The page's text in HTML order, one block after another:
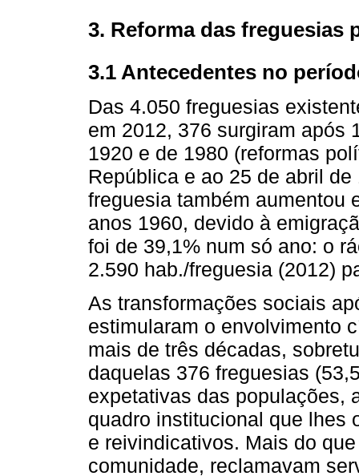
3. Reforma das freguesias
3.1 Antecedentes no
Das 4.050 freguesias
em 2012, 376 surgiram após
1920 e de 1980 (reformas
República e ao 25 de abril
freguesia também aumentou
anos 1960, devido à
foi de 39,1% num só ano: o
2.590 hab./freguesia (2012)
As transformações sociais
estimularam o envolvimento
mais de três décadas,
daquelas 376 freguesias
expetativas das populações,
quadro institucional que lhes
e reivindicativos. Mais do
comunidade, reclamavam